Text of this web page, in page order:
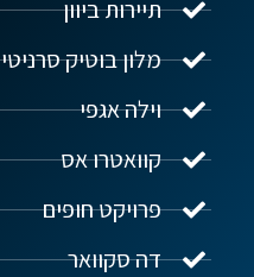
תיירות ביוון
מלון בוטיק סרניטי
וילה אגפי
קוואטרו אס
פרויקט חופים
דה סקוואר
נדל"ן ביוון G.R.E
שלום! איך אפשר לעזור?